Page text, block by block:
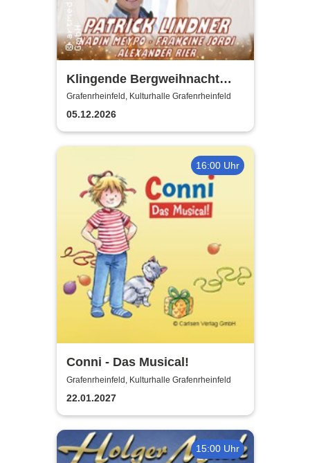
Klingende Bergweihnacht
2026 - Die volkstümliche
Weihnachtsrevue
Grafenrheinfeld, Kulturhalle Grafenrheinfeld
05.12.2026
16:00 Uhr
Conni - Das Musical!
Grafenrheinfeld, Kulturhalle Grafenrheinfeld
22.01.2027
15:00 Uhr